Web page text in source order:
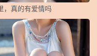
，真的有爱情吗